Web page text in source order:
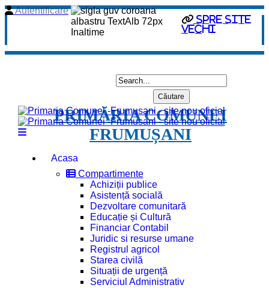
spre site
vechi
Autentificare
PRIMĂRIA COMUNEI
FRUMUȘANI
Acasa
Compartimente
Achiziții publice
Asistență socială
Dezvoltare comunitară
Educație și Cultură
Financiar Contabil
Juridic si resurse umane
Registrul agricol
Starea civilă
Situații de urgență
Serviciul Administrativ